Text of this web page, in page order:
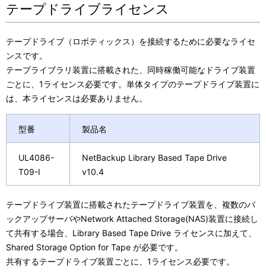
テープドライブライセンス
テープドライブ（ロボティックス）を接続するために必要なライセ
ンスです。
テープライブラリ装置に搭載された、同時稼働可能なドライブ装置
ごとに、1ライセンス必要です。単体タイプのテープドライブ装置に
は、本ライセンスは必要ありません。
型番 製品名
UL4086-
T09-I
NetBackup Library Based Tape Drive
v10.4
テープドライブ装置に搭載されたテープドライブ装置を、複数のバ
ックアップサーバやNetwork Attached Storage(NAS)装置に接続し
て共有する場合、Library Based Tape Drive ライセンスに加えて、
Shared Storage Option for Tape が必要です。
共有するテープドライブ装置ごとに、1ライセンス必要です。